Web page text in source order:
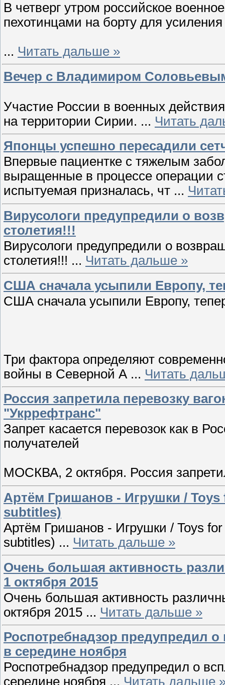
В четверг утром российское
пехотинцами на борту для
... Читать дальше »
Вечер с Владимиром
Участие России в военных
на территории Сирии. ... Читать
Японцы успешно пересадили
Впервые пациентке с тяжелым
выращенные в процессе операции
испытуемая призналась, чт ...
Вирусологи предупредили о
столетия!!!
Вирусологи предупредили о
столетия!!! ... Читать дальше »
США сначала усыпили Европу,
США сначала усыпили Европу,
Три фактора определяют
войны в Северной А ... Читать
Россия запретила перевозку
"Укррефтранс"
Запрет касается перевозок как в
получателей
МОСКВА, 2 октября. Россия
Артём Гришанов - Игрушки /
subtitles)
Артём Гришанов - Игрушки / Toys
subtitles) ... Читать дальше »
Очень большая активность
1 октября 2015
Очень большая активность
октября 2015 ... Читать дальше »
Роспотребнадзор предупредил
в середине ноября
Роспотребнадзор предупредил о
середине ноября ... Читать дальше